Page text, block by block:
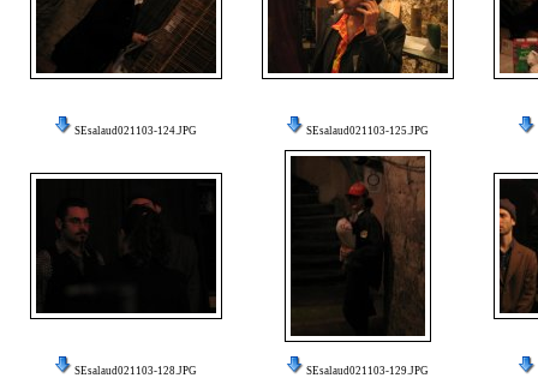
SEsalaud021103-124.JPG SEsalaud021103-125.JPG
SEsalaud021103-128.JPG SEsalaud021103-129.JPG